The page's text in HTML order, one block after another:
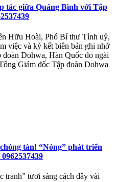
tác giữa Quảng Bình với Tập
Hữu Hoài, Phó Bí thư Tỉnh uỷ,
việc và ký kết biên bản ghi nhớ
Dohwa, Hàn Quốc do ngài
Giám đốc Tập đoàn Dohwa
tàn! “Nóng” phát triển
tươi sáng cách đây vài